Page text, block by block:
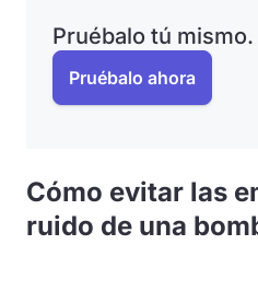
Pruébalo tú mismo.
Pruébalo ahora
Cómo evitar las
ruido de una